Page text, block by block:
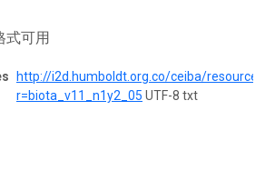
式可用
http://i2d.humboldt.org.co/ceiba/
r=biota_v11_n1y2_05 UTF-8 txt